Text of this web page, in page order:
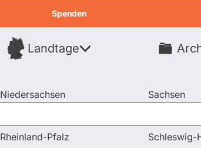
Landtage
Niedersachsen
Rheinland-Pfalz
Sachsen
Schleswig-
Spenden